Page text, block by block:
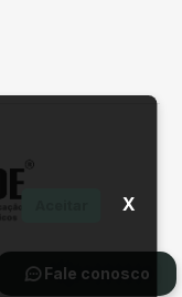
Fale conosco
X